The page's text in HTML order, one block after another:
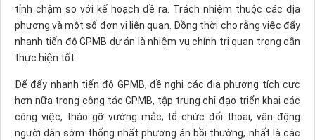
tỉnh chậm so với kế hoạch đề ra. Trách nhiệm thuộc các địa
phương và một số đơn vị liên quan. Đồng thời cho rằng việc đẩy
nhanh tiến độ GPMB dự án là nhiệm vụ chính trị quan trọng cần
thực hiện tốt.
Để đẩy nhanh tiến độ GPMB, đề nghị các địa phương tích cực
hơn nữa trong công tác GPMB, tập trung chỉ đạo triển khai các
công việc, tháo gỡ vướng mắc; tổ chức đối thoại, vận động
người dân sớm thống nhất phương án bồi thường, nhất là các